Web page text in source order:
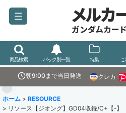
メルカ
ガンダムカー
商品検索 パック別一覧 特集
朝9:00まで当日発送 クレカ
ホーム > RESOURCE
> リソース【ジオング】GD04収録/C+【-】